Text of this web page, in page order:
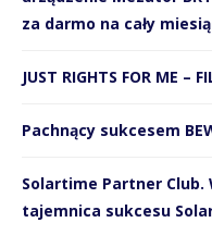
za darmo na cały
JUST RIGHTS FOR ME –
Pachnący sukcesem
Solartime Partner Club.
tajemnica sukcesu